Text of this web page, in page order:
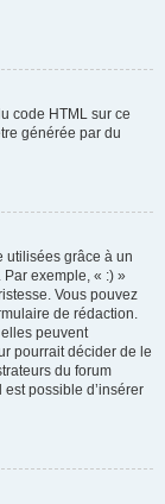
code HTML sur ce
générée par du
utilisées grâce à un
exemple, « :) »
Vous pouvez
de rédaction.
peuvent
pourrait décider de le
du forum
possible d’insérer